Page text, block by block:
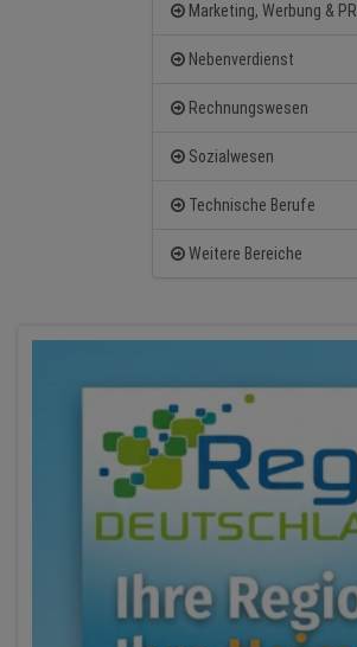
Marketing, Werbung & PR
Nebenverdienst
Rechnungswesen
Sozialwesen
Technische Berufe
Weitere Bereiche